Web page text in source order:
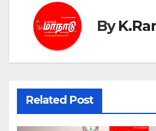
By
Related Post